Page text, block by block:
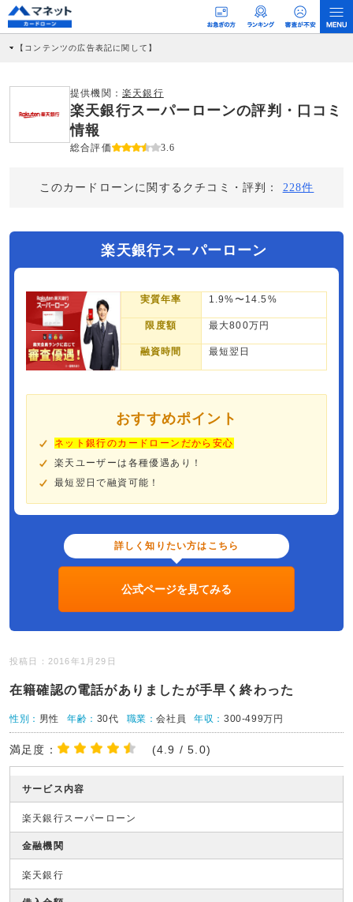
【コンテンツの広告表記に関して】
社に対して企業から紹介報酬が支払われるという収益モデルです。 ただし、特定の
商品を根拠なくPRするものではなく、当編集部の調査／ユーザーへの口コミ収集な
どに基づき、公平性を担保した情報提供を行っています。
提供機関： 楽天銀行
楽天銀行スーパーローンの評判・口コミ
情報
総合評価 3.6
このカードローンに関するクチコミ・評判： 228件
楽天銀行スーパーローン
実質年率 1.9%〜14.5%
限度額 最大800万円
融資時間 最短翌日
おすすめポイント
ネット銀行のカードローンだから安心
楽天ユーザーは各種優遇あり！
最短翌日で融資可能！
詳しく知りたい方はこちら
公式ページを見てみる
投稿日：2016年1月29日
在籍確認の電話がありましたが手早く終わった
性別： 男性 年齢： 30代 職業：会社員 年収：300-499万円
満足度： (4.9 / 5.0)
サービス内容
楽天銀行スーパーローン
金融機関
楽天銀行